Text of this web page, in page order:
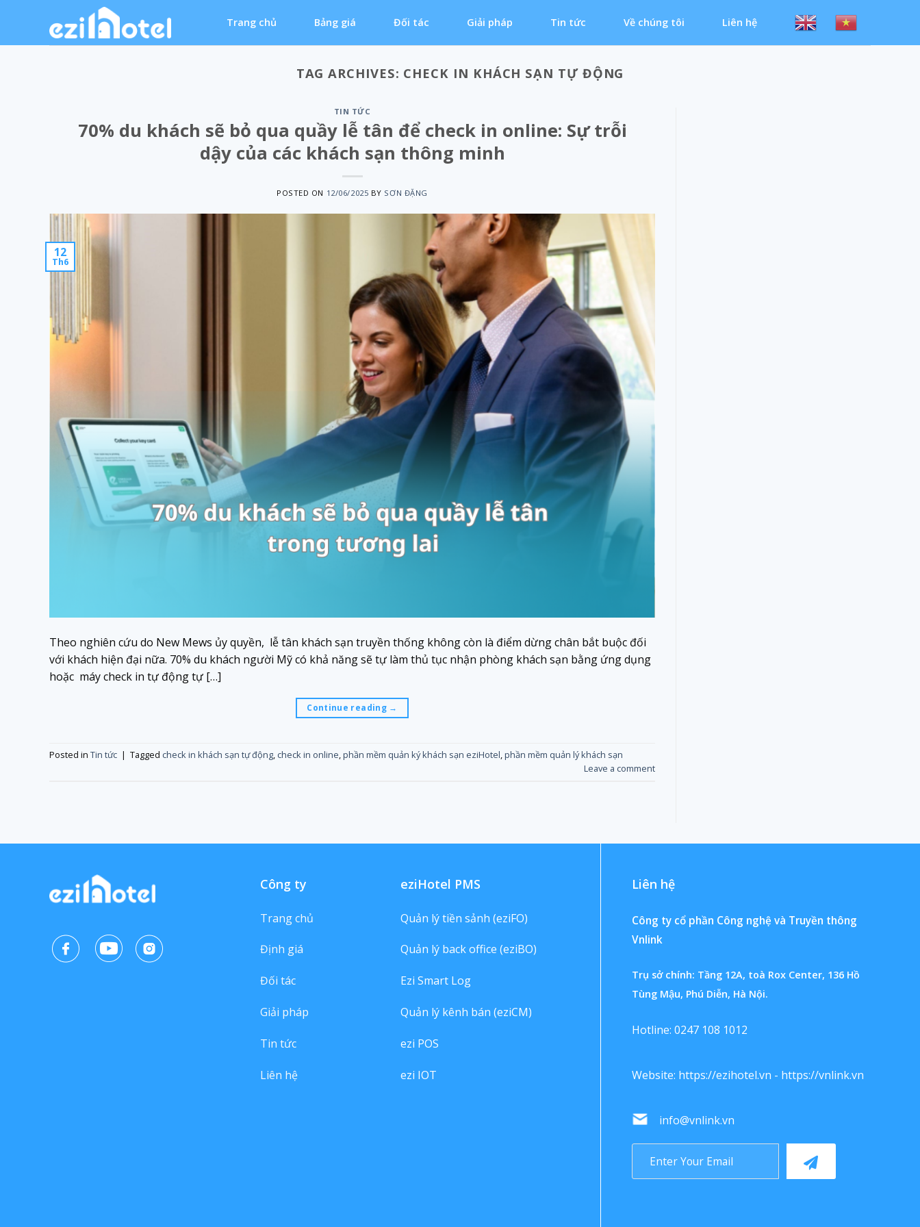
content
Trang chủ Bảng giá Đối tác Giải pháp Tin tức Về chúng tôi Liên hệ
TAG ARCHIVES: CHECK IN KHÁCH SẠN TỰ ĐỘNG
TIN TỨC
70% du khách sẽ bỏ qua quầy lễ tân để check in online: Sự trỗi
dậy của các khách sạn thông minh
POSTED ON 12/06/2025 BY SƠN ĐẶNG
12
Th6
Theo nghiên cứu do New Mews ủy quyền, lễ tân khách sạn truyền thống không còn là điểm dừng chân bắt buộc đối
với khách hiện đại nữa. 70% du khách người Mỹ có khả năng sẽ tự làm thủ tục nhận phòng khách sạn bằng ứng dụng
hoặc máy check in tự động tự […]
Continue reading →
Posted in Tin tức | Tagged check in khách sạn tự động, check in online,phần mềm quản ký khách sạn eziHotel,phần mềm quản lý khách sạn
Leave a comment
Công ty
Trang chủ
Định giá
Đối tác
Giải pháp
Tin tức
Liên hệ
eziHotel PMS
Quản lý tiền sảnh (eziFO)
Quản lý back office (eziBO)
Ezi Smart Log
Quản lý kênh bán (eziCM)
ezi POS
ezi IOT
Liên hệ
Công ty cổ phần Công nghệ và Truyền thông
Vnlink
Trụ sở chính: Tầng 12A, toà Rox Center, 136 Hồ
Tùng Mậu, Phú Diễn, Hà Nội.
Hotline: 0247 108 1012
Website: https://ezihotel.vn - https://vnlink.vn
info@vnlink.vn